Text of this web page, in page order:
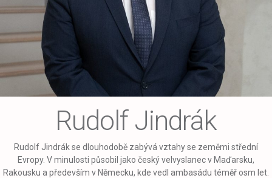
Rudolf Jindrák
Rudolf Jindrák se dlouhodobě zabývá vztahy se zeměmi střední
Evropy. V minulosti působil jako český velvyslanec v Maďarsku,
Rakousku a především v Německu, kde vedl ambasádu téměř osm let.